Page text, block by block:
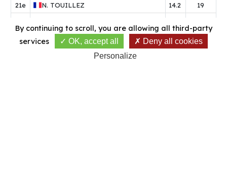
21e
N. TOUILLEZ 14.2
19
SABARROS 12.6
18
By continuing to scroll, you are allowing all third-party
services
OK, accept all
Deny all cookies
Personalize